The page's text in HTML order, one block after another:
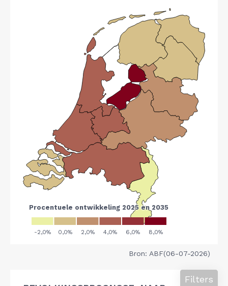
Bron: ABF(06-07-2026)
Filters